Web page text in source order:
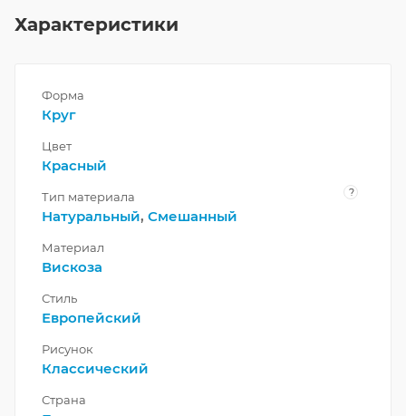
Характеристики
Форма
Круг
Цвет
Красный
Тип материала ?
Натуральный, Смешанный
Материал
Вискоза
Стиль
Европейский
Рисунок
Классический
Страна